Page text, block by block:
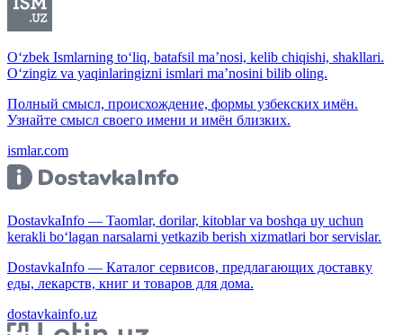
O‘zbek Ismlarning to‘liq, batafsil ma’nosi, kelib chiqishi, shakllari.
O‘zingiz va yaqinlaringizni ismlari ma’nosini bilib oling.
Полный смысл, происхождение, формы узбекских имён.
Узнайте смысл своего имени и имён близких.
ismlar.com
DostavkaInfo — Taomlar, dorilar, kitoblar va boshqa uy uchun
kerakli bo‘lagan narsalarni yetkazib berish xizmatlari bor servislar.
DostavkaInfo — Каталог сервисов, предлагающих доставку
еды, лекарств, книг и товаров для дома.
dostavkainfo.uz